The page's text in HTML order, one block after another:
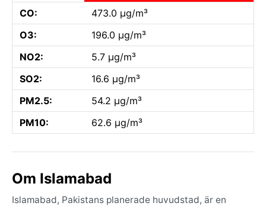
CO:
473.0 µg/m³
O3:
196.0 µg/m³
NO2:
5.7 µg/m³
SO2:
16.6 µg/m³
PM2.5:
54.2 µg/m³
PM10:
62.6 µg/m³
Om Islamabad
Islamabad, Pakistans planerade huvudstad, är en